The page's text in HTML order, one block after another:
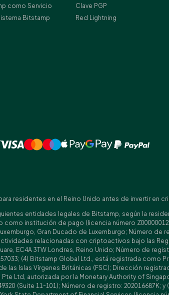
como Servicio
Bitstamp
Clave PGP
Red Lightning
residentes en el Reino Unido antes de invertir en
entidades legales de Bitstamp, según la
como institución de pago (licencia número
Gran Ducado de Luxemburgo; Número de
relacionadas con criptoactivos bajo las
EC4A 3TW Londres, Reino Unido; Número de
(4) Bitstamp Global Ltd., está registrada como
Islas Vírgenes Británicas (FSC); Dirección
Pte Ltd, autorizada por la Monetary Authority of
(Suite 11-101); Número de registro: